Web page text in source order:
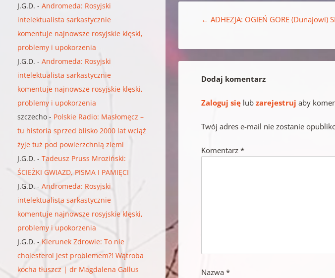
← ADHEZJA: OGIEŃ GORE (Dunajowi)
Dodaj komentarz
Zaloguj się lubzarejestruj aby
Twój adres e-mail nie zostanie
Komentarz*
Nazwa*
J.G.D. -Andromeda: Rosyjski
intelektualista sarkastycznie
komentuje najnowsze rosyjskie klęski,
problemy i upokorzenia
J.G.D. -Andromeda: Rosyjski
intelektualista sarkastycznie
komentuje najnowsze rosyjskie klęski,
problemy i upokorzenia
szczecho - Polskie Radio: Masłomęcz –
tu historia sprzed blisko 2000 lat wciąż
żyje tuż pod powierzchnią ziemi
J.G.D. -Tadeusz Pruss Mroziński:
ŚCIEŻKI GWIAZD, PISMA I PAMIĘCI
J.G.D. -Andromeda: Rosyjski
intelektualista sarkastycznie
komentuje najnowsze rosyjskie klęski,
problemy i upokorzenia
J.G.D. - Kierunek Zdrowie: To nie
cholesterol jest problemem?! Wątroba
kocha tłuszcz | dr Magdalena Gallus